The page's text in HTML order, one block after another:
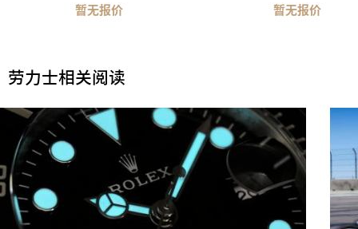
暂无报价 暂无报价
劳力士相关阅读